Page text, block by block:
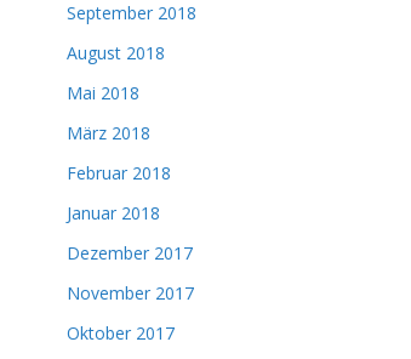
September 2018
August 2018
Mai 2018
März 2018
Februar 2018
Januar 2018
Dezember 2017
November 2017
Oktober 2017